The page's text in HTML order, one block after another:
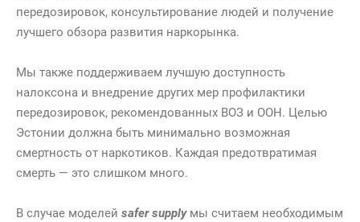
передозировок, консультирование людей и получение
лучшего обзора развития наркорынка.
Мы также поддерживаем лучшую доступность
налоксона и внедрение других мер профилактики
передозировок, рекомендованных ВОЗ и ООН. Целью
Эстонии должна быть минимально возможная
смертность от наркотиков. Каждая предотвратимая
смерть — это слишком много.
В случае моделей safer supplyмы считаем необходимым